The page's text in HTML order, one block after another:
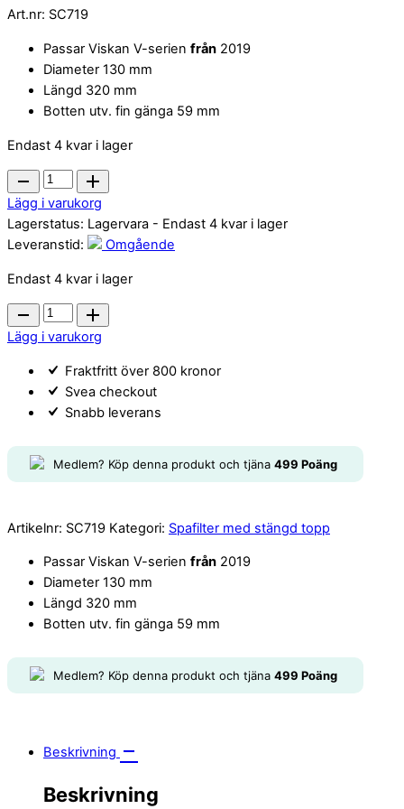
priset
var:
624 kr.
är:
Art.nr: SC719
Passar Viskan V-serien från 2019
Diameter 130 mm
Längd 320 mm
Botten utv. fin gänga 59 mm
Endast 4 kvar i lager
Spafilter
Darlly
SC719
quantity
Lägg i varukorg
Lagerstatus: Lagervara - Endast 4 kvar i lager
Leveranstid:
Omgående
Endast 4 kvar i lager
Spafilter
Darlly
quantity
Lägg i varukorg
Fraktfritt över 800 kronor
Svea checkout
Snabb leverans
Medlem? Köp denna produkt och tjäna 499 Poäng
Artikelnr: SC719 Kategori: Spafilter med stängd topp
Passar Viskan V-serien från 2019
Diameter 130 mm
Längd 320 mm
Botten utv. fin gänga 59 mm
Medlem? Köp denna produkt och tjäna 499 Poäng
Beskrivning
Beskrivning